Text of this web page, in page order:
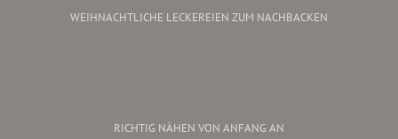
WEIHNACHTLICHE LECKEREIEN ZUM NACHBACKEN
RICHTIG NÄHEN VON ANFANG AN